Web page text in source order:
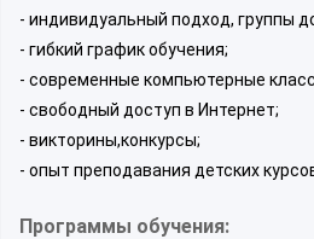
- индивидуальный подход, группы
- гибкий график обучения;
- современные компьютерные
- свободный доступ в Интернет;
- викторины,конкурсы;
- опыт преподавания детских
Программы обучения: